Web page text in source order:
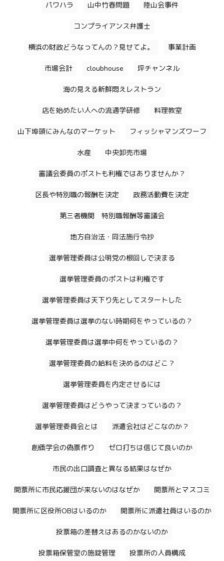
パワハラ 山中竹春問題 陸山会事件
コンプライアンス弁護士
横浜の財政どうなってんの？見せてよ。 事業計画
市場会計 cloubhouse 坪チャンネル
海の見える新鮮悶えレストラン
店を始めたい人への流通学研修 料理教室
山下埠頭にみんなのマーケット フィッシャマンズワーフ
水産 中央卸売市場
審議会委員のポストも利権ではありませんか？
区長や特別職の報酬を決定 政務活動費を決定
第三者機関 特別職報酬等審議会
地方自治法・同法施行令抄
選挙管理委員は公明党の根回しで決まる
選挙管理委員のポストは利権です
選挙管理委員は天下り先としてスタートした
選挙管理委員は選挙のない時期何をやっているの？
選挙管理委員は選挙中何をやっているの？
選挙管理委員の給料を決めるのはどこ？
選挙管理委員を内定させるには
選挙管理委員はどうやって決まっているの？
選挙管理委員会とは 派遣会社はどこなのか？
創価学会の偽票作り ゼロ打ちは信じて良いのか
市民の出口調査と異なる結果はなぜか
開票所に市民応援団が来ないのはなぜか 開票所とマスコミ
開票所に区役所OBはいるのか 開票所に派遣社員はいるのか
投票箱の差替えはあるのかないのか
投票箱保管室の施錠管理 投票所の人員構成